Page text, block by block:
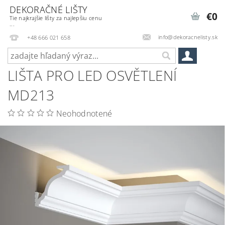
DEKORAČNÉ LIŠTY
Tie najkrajšie lišty za najlepšiu cenu
...
+48 666 021 658
info@dekoracnelisty.sk
€0
LIŠTA PRO LED OSVĚTLENÍ
MD213
Neohodnotené